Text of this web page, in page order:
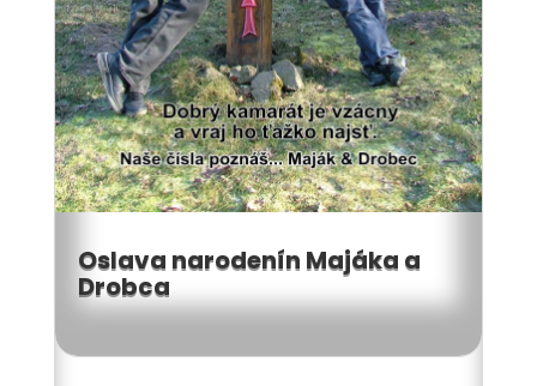
Oslava narodenín Majáka a
Drobca